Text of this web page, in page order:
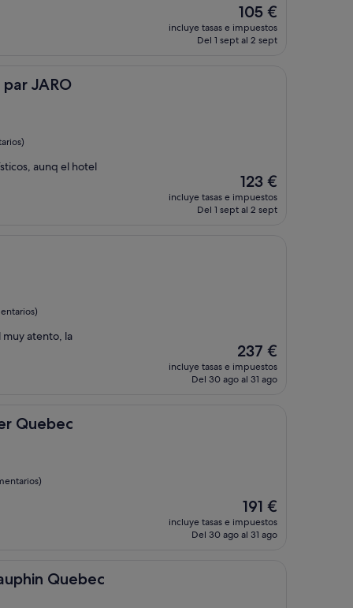
El
precio
actual
105 €
incluye tasas e impuestos
Del 1 sept al 2 sept
JARO
aunq el hotel
El
precio
actual
123 €
incluye tasas e impuestos
Del 1 sept al 2 sept
atento, la
El
precio
actual
237 €
incluye tasas e impuestos
Del 30 ago al 31 ago
Quebec
El
precio
actual
191 €
incluye tasas e impuestos
Del 30 ago al 31 ago
Quebec